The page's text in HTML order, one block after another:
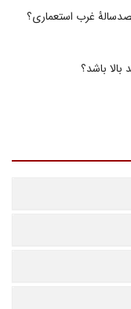
غرب استعماری؟
باشد؟